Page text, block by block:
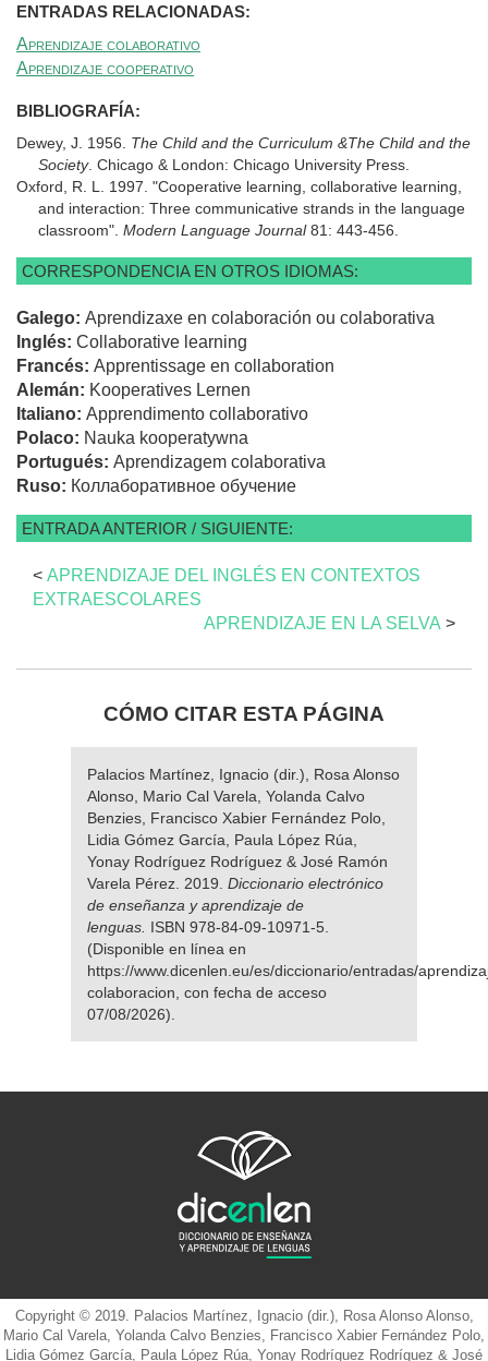
ENTRADAS RELACIONADAS:
Aprendizaje colaborativo
Aprendizaje cooperativo
BIBLIOGRAFÍA:
Dewey, J. 1956. The Child and the Curriculum &The Child and the
Society. Chicago & London: Chicago University Press.
Oxford, R. L. 1997. "Cooperative learning, collaborative learning,
and interaction: Three communicative strands in the language
classroom". Modern Language Journal81: 443-456.
CORRESPONDENCIA EN OTROS IDIOMAS:
Galego: Aprendizaxe en colaboración ou colaborativa
Inglés: Collaborative learning
Francés: Apprentissage en collaboration
Alemán: Kooperatives Lernen
Italiano: Apprendimento collaborativo
Polaco: Nauka kooperatywna
Portugués: Aprendizagem colaborativa
Ruso: Коллаборативное обучение
ENTRADA ANTERIOR / SIGUIENTE:
< APRENDIZAJE DEL INGLÉS EN CONTEXTOS
EXTRAESCOLARES
APRENDIZAJE EN LA SELVA >
CÓMO CITAR ESTA PÁGINA
Palacios Martínez, Ignacio (dir.), Rosa Alonso
Alonso, Mario Cal Varela, Yolanda Calvo
Benzies, Francisco Xabier Fernández Polo,
Lidia Gómez García, Paula López Rúa,
Yonay Rodríguez Rodríguez & José Ramón
Varela Pérez. 2019. Diccionario electrónico
de enseñanza y aprendizaje de
lenguas. ISBN 978-84-09-10971-5.
(Disponible en línea en
https://www.dicenlen.eu/es/diccionario/entradas/
colaboracion, con fecha de acceso
07/08/2026).
Copyright © 2019. Palacios Martínez, Ignacio (dir.), Rosa Alonso Alonso,
Mario Cal Varela, Yolanda Calvo Benzies, Francisco Xabier Fernández Polo,
Lidia Gómez García, Paula López Rúa, Yonay Rodríguez Rodríguez & José